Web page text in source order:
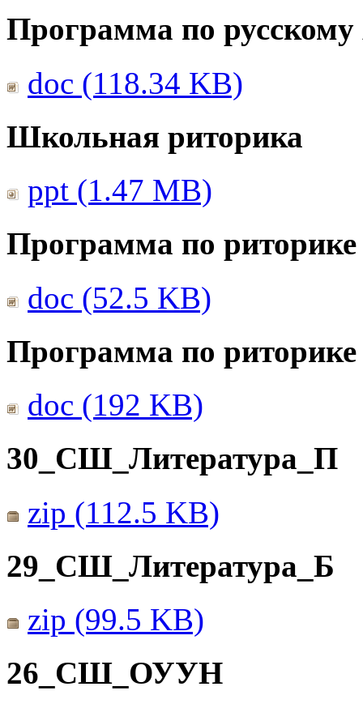
Программа по русскому
doc (118.34 KB)
Школьная риторика
ppt (1.47 MB)
Программа по риторике
doc (52.5 KB)
Программа по риторике
doc (192 KB)
30_СШ_Литература_П
zip (112.5 KB)
29_СШ_Литература_Б
zip (99.5 KB)
26_СШ_ОУУН